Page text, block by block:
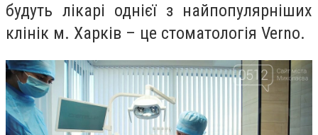
будуть лікарі однієї з найпопулярніших
клінік м. Харків – це стоматологія Verno.